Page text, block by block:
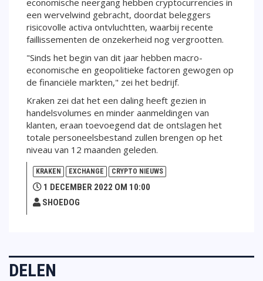
een wervelwind gebracht, doordat beleggers
risicovolle activa ontvluchtten, waarbij recente
faillissementen de onzekerheid nog vergrootten.
"Sinds het begin van dit jaar hebben macro-
economische en geopolitieke factoren gewogen op
de financiële markten," zei het bedrijf.
Kraken zei dat het een daling heeft gezien in
handelsvolumes en minder aanmeldingen van
klanten, eraan toevoegend dat de ontslagen het
totale personeelsbestand zullen brengen op het
niveau van 12 maanden geleden.
KRAKEN EXCHANGE CRYPTO NIEUWS
1 DECEMBER 2022 OM 10:00
SHOEDOG
DELEN